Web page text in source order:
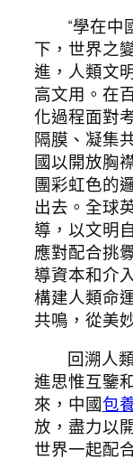
“學在中
下，世界之
進，人類文
高文用。在
化過程面對
隔膜、凝集
國以開放胸
團彩虹色的
出去。全球
導，以文明
應對配合挑
導資本和介
構建人類命
共鳴，從美
回溯人
進思惟互鑒
來，中國包
放，盡力以
世界一起配